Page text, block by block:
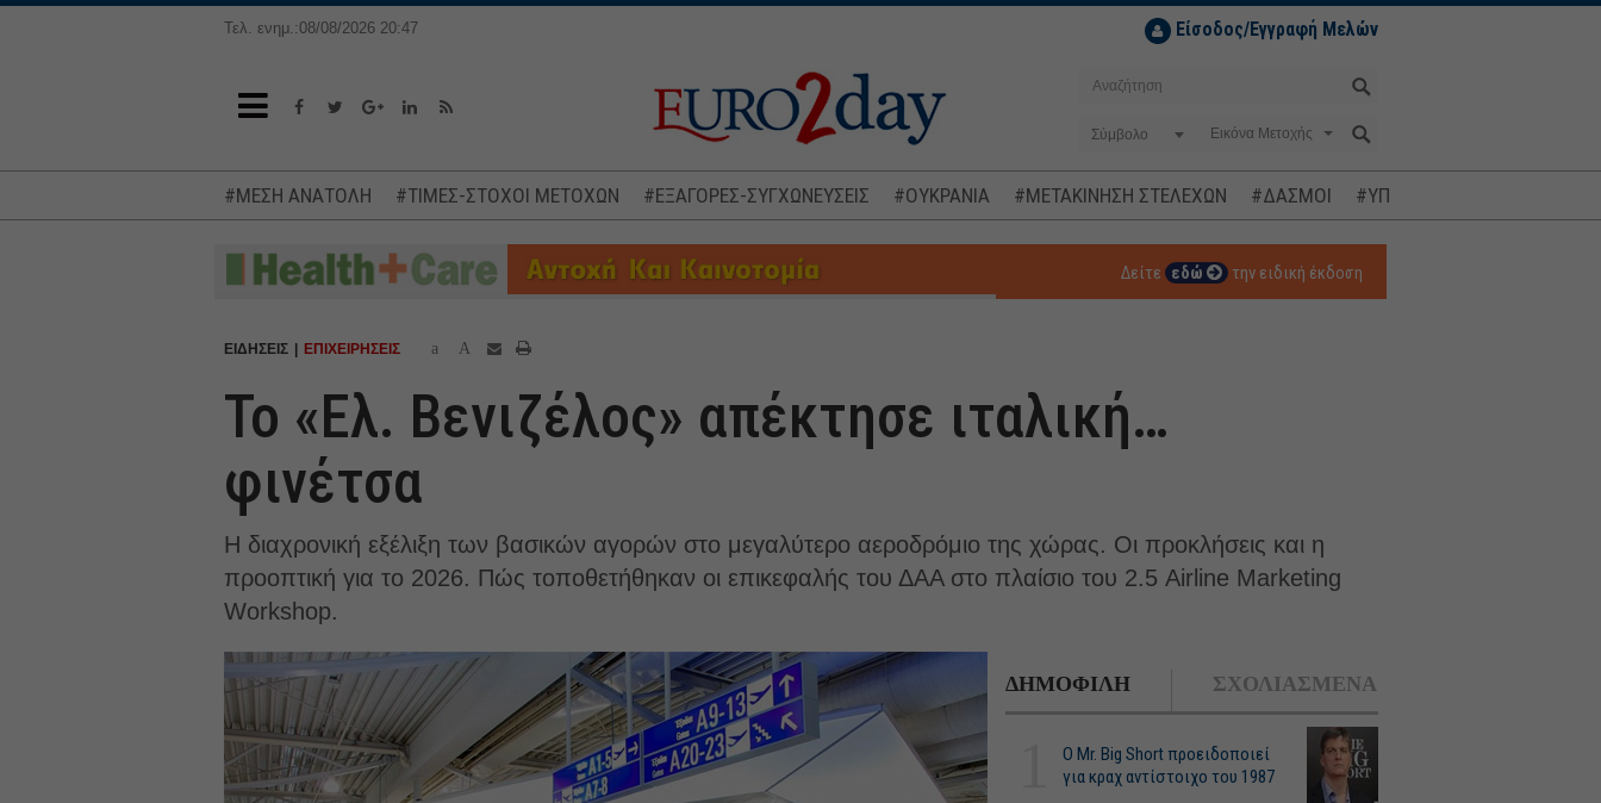
Τελ. ενημ.:08/08/2026 20:47 Είσοδος/Εγγραφή Μελών
Σύμβολο
#ΜΕΣΗ ΑΝΑΤΟΛΗ #ΤΙΜΕΣ-ΣΤΟΧΟΙ ΜΕΤΟΧΩΝ #ΕΞΑΓΟΡΕΣ-ΣΥΓΧΩΝΕΥΣΕΙΣ #ΟΥΚΡΑΝΙΑ #ΜΕΤΑΚΙΝΗΣΗ ΣΤΕΛΕΧΩΝ #ΔΑΣΜΟΙ #ΥΠΟΚΛΟΠΕΣ
Δείτε εδώ την ειδική έκδοση
ΕΙΔΗΣΕΙΣ ΕΠΙΧΕΙΡΗΣΕΙΣ a A
Το «Ελ. Βενιζέλος» απέκτησε ιταλική…
φινέτσα
Η διαχρονική εξέλιξη των βασικών αγορών στο μεγαλύτερο αεροδρόμιο της χώρας. Οι προκλήσεις και η
προοπτική για το 2026. Πώς τοποθετήθηκαν οι επικεφαλής του ΔΑΑ στο πλαίσιο του 2.5 Airline Marketing
Workshop.
ΔΗΜΟΦΙΛΗ ΣΧΟΛΙΑΣΜΕΝΑ
O Mr. Big Short προειδοποιεί
για κραχ αντίστοιχο του 1987